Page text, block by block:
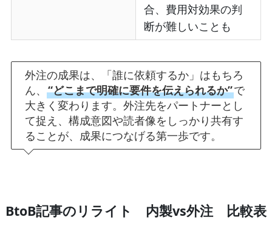
合、費用対効果の判
断が難しいことも
外注の成果は、「誰に依頼するか」はもちろ
ん、“どこまで明確に要件を伝えられるか”で
大きく変わります。外注先をパートナーとし
て捉え、構成意図や読者像をしっかり共有す
ることが、成果につなげる第一歩です。
BtoB記事のリライト 内製vs外注 比較表